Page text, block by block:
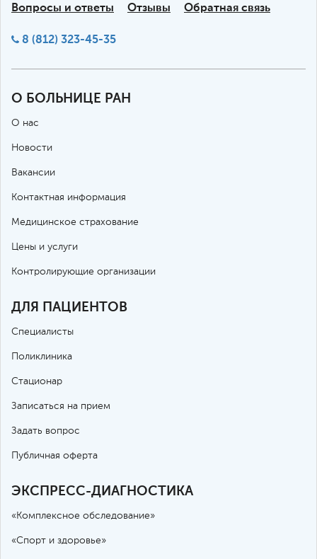
Вопросы и ответы
Отзывы Обратная связь
8 (812) 323-45-35
О БОЛЬНИЦЕ РАН
О нас
Новости
Вакансии
Контактная информация
Медицинское страхование
Цены и услуги
Контролирующие организации
ДЛЯ ПАЦИЕНТОВ
Специалисты
Поликлиника
Стационар
Записаться на прием
Задать вопрос
Публичная оферта
ЭКСПРЕСС-ДИАГНОСТИКА
«Комплексное обследование»
«Спорт и здоровье»